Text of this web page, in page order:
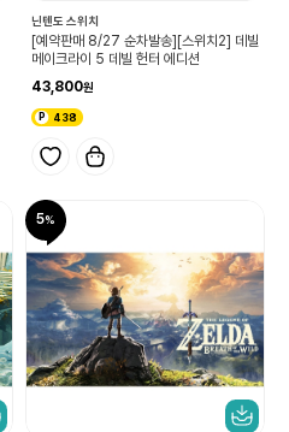
닌텐도 스위치
[예약판매 8/27 순차발송][스위치2] 데빌
메이크라이 5 데빌 헌터 에디션
43,800
438
5